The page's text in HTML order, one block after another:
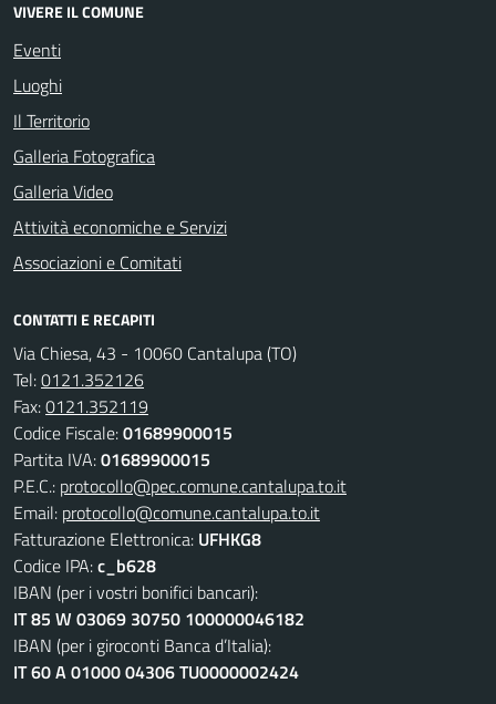
VIVERE IL COMUNE
Eventi
Luoghi
Il Territorio
Galleria Fotografica
Galleria Video
Attività economiche e Servizi
Associazioni e Comitati
CONTATTI E RECAPITI
Via Chiesa, 43 - 10060 Cantalupa (TO)
Tel:0121.352126
Fax:0121.352119
Codice Fiscale:01689900015
Partita IVA:01689900015
P.E.C.: protocollo@pec.comune.cantalupa.to.it
Email: protocollo@comune.cantalupa.to.it
Fatturazione Elettronica: UFHKG8
Codice IPA:c_b628
IBAN (per i vostri bonifici bancari):
IT 85 W 03069 30750 100000046182
IBAN (per i giroconti Banca d’Italia):
IT 60 A 01000 04306 TU0000002424